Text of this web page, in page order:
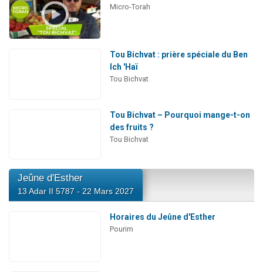
Micro-Torah
Tou Bichvat : prière spéciale du Ben
Ich 'Haï
Tou Bichvat
Tou Bichvat – Pourquoi mange-t-on
des fruits ?
Tou Bichvat
Jeûne d'Esther
13 Adar II 5787 - 22 Mars 2027
Horaires du Jeûne d'Esther
Pourim